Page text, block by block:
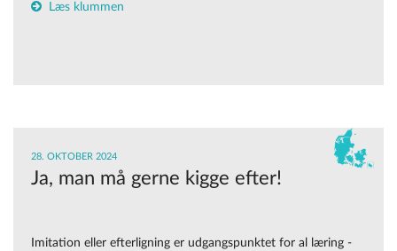
Læs klummen
28. OKTOBER 2024
Ja, man må gerne kigge efter!
Imitation eller efterligning er udgangspunktet for al læring -